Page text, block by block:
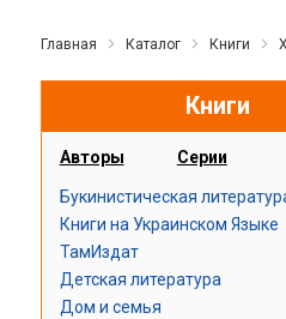
Главная Каталог Книги
Книги
Авторы Серии
Букинистическая
Книги на Украинском Языке
ТамИздат
Детская литература
Дом и семья